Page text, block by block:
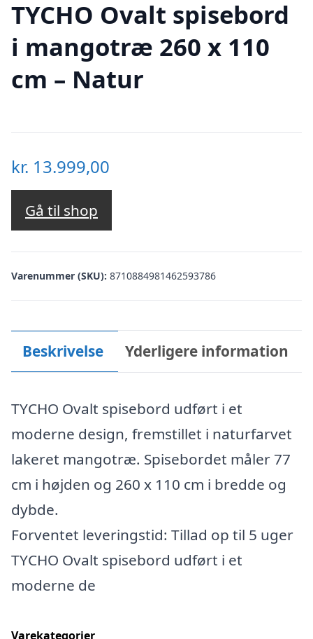
TYCHO Ovalt spisebord
i mangotræ 260 x 110
cm – Natur
kr. 13.999,00
Gå til shop
Varenummer (SKU): 8710884981462593786
Beskrivelse Yderligere information
TYCHO Ovalt spisebord udført i et
moderne design, fremstillet i naturfarvet
lakeret mangotræ. Spisebordet måler 77
cm i højden og 260 x 110 cm i bredde og
dybde.
Forventet leveringstid: Tillad op til 5 uger
TYCHO Ovalt spisebord udført i et
moderne de
Varekategorier